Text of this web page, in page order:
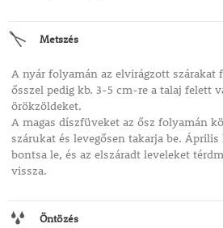
Metszés
A nyár folyamán az elvirágzott szárakat
ősszel pedig kb. 3-5 cm-re a talaj felett
örökzöldeket.
A magas díszfüveket az ősz folyamán
szárukat és levegősen takarja be.
bontsa le, és az elszáradt leveleket
vissza.
Öntözés